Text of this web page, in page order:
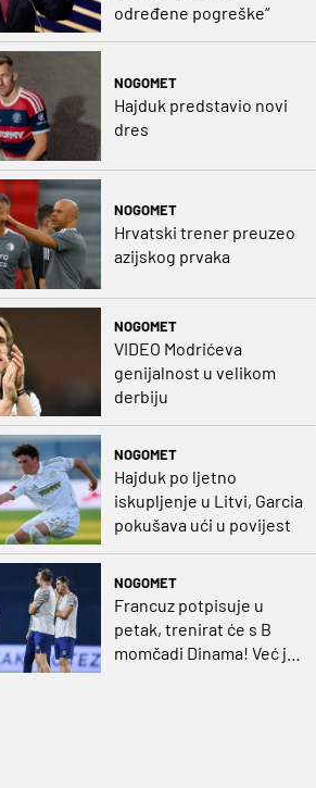
određene pogreške“
NOGOMET
Hajduk predstavio novi
dres
NOGOMET
Hrvatski trener preuzeo
azijskog prvaka
NOGOMET
VIDEO Modrićeva
genijalnost u velikom
derbiju
NOGOMET
Hajduk po ljetno
iskupljenje u Litvi, Garcia
pokušava ući u povijest
NOGOMET
Francuz potpisuje u
petak, trenirat će s B
momčadi Dinama! Već je